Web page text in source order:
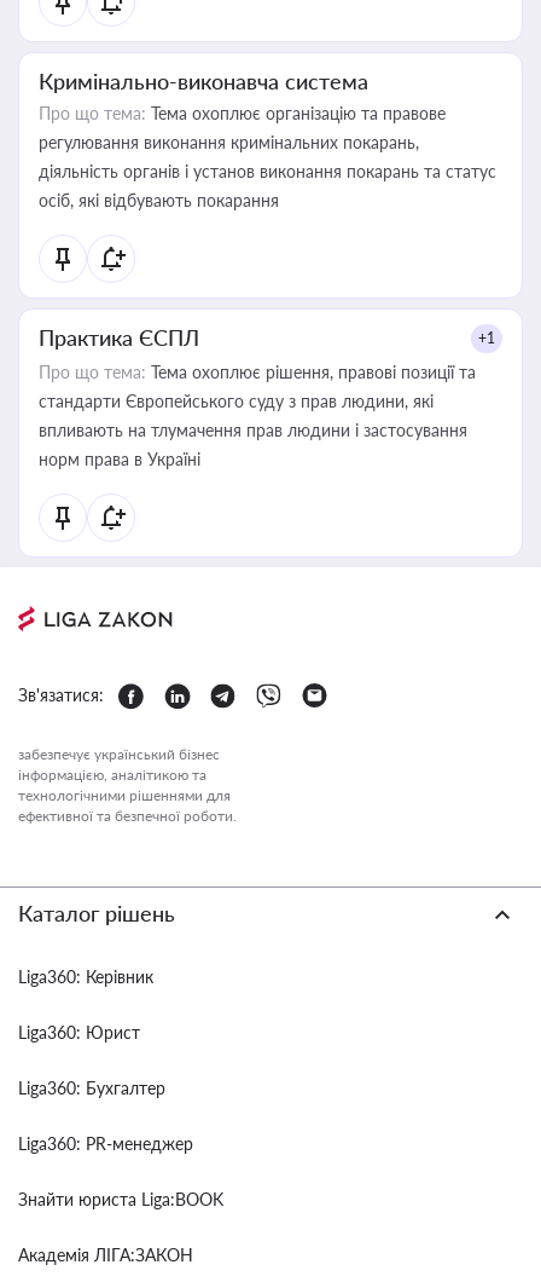
Кримінально-виконавча система
Про що тема: Тема охоплює організацію та правове
регулювання виконання кримінальних покарань,
діяльність органів і установ виконання покарань та статус
осіб, які відбувають покарання
Практика ЄСПЛ +1
Про що тема: Тема охоплює рішення, правові позиції та
стандарти Європейського суду з прав людини, які
впливають на тлумачення прав людини і застосування
норм права в Україні
Зв'язатися:
забезпечує український бізнес
інформацією, аналітикою та
технологічними рішеннями для
ефективної та безпечної роботи.
Каталог рішень
Liga360: Керівник
Liga360: Юрист
Liga360: Бухгалтер
Liga360: PR-менеджер
Знайти юриста Liga:BOOK
Академія ЛІГА:ЗАКОН